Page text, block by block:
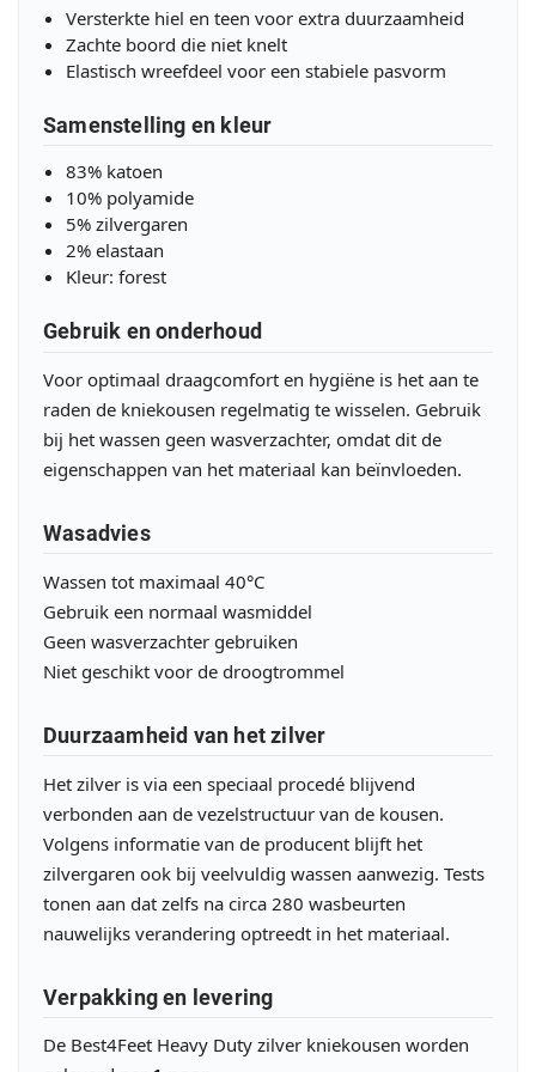
Versterkte hiel en teen voor extra duurzaamheid
Zachte boord die niet knelt
Elastisch wreefdeel voor een stabiele pasvorm
Samenstelling en kleur
83% katoen
10% polyamide
5% zilvergaren
2% elastaan
Kleur: forest
Gebruik en onderhoud
Voor optimaal draagcomfort en hygiëne is het aan te
raden de kniekousen regelmatig te wisselen. Gebruik
bij het wassen geen wasverzachter, omdat dit de
eigenschappen van het materiaal kan beïnvloeden.
Wasadvies
Wassen tot maximaal 40°C
Gebruik een normaal wasmiddel
Geen wasverzachter gebruiken
Niet geschikt voor de droogtrommel
Duurzaamheid van het zilver
Het zilver is via een speciaal procedé blijvend
verbonden aan de vezelstructuur van de kousen.
Volgens informatie van de producent blijft het
zilvergaren ook bij veelvuldig wassen aanwezig. Tests
tonen aan dat zelfs na circa 280 wasbeurten
nauwelijks verandering optreedt in het materiaal.
Verpakking en levering
De Best4Feet Heavy Duty zilver kniekousen worden